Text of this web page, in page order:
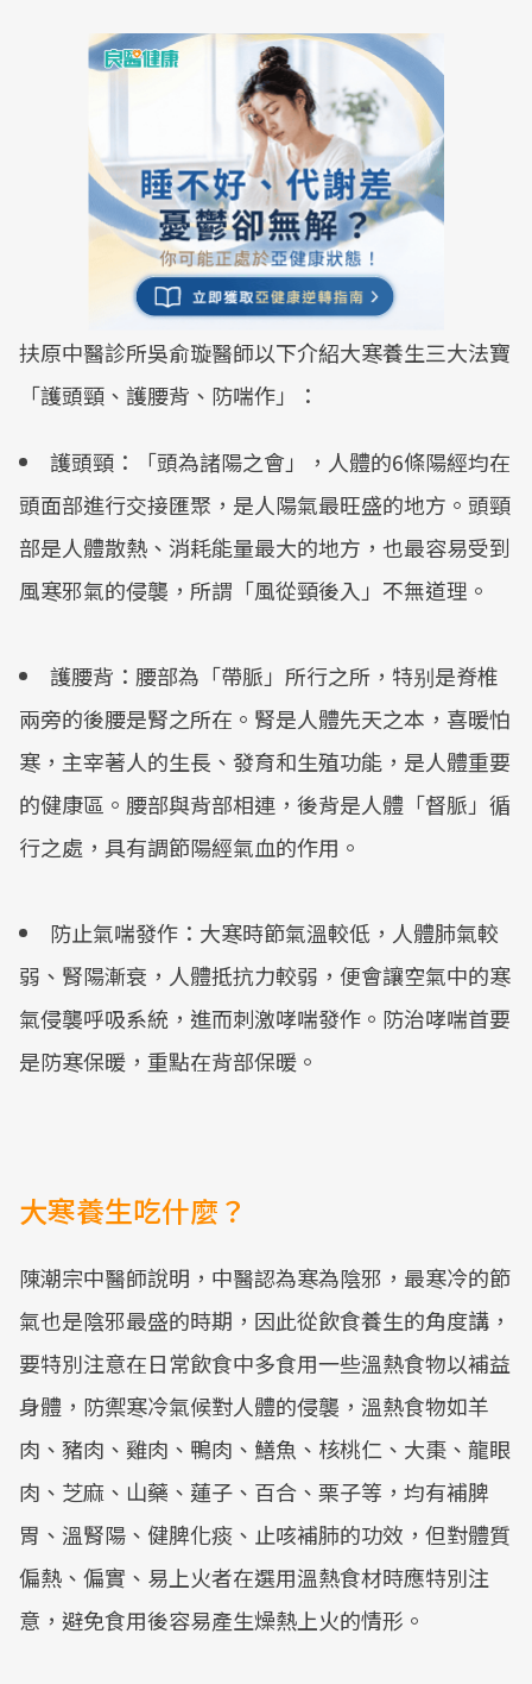
扶原中醫診所吳俞璇醫師以下介紹大寒養生三大法寶
「護頭頸、護腰背、防喘作」：
護頭頸：「頭為諸陽之會」，人體的6條陽經均在
頭面部進行交接匯聚，是人陽氣最旺盛的地方。頭頸
部是人體散熱、消耗能量最大的地方，也最容易受到
風寒邪氣的侵襲，所謂「風從頸後入」不無道理。
護腰背：腰部為「帶脈」所行之所，特别是脊椎
兩旁的後腰是腎之所在。腎是人體先天之本，喜暖怕
寒，主宰著人的生長、發育和生殖功能，是人體重要
的健康區。腰部與背部相連，後背是人體「督脈」循
行之處，具有調節陽經氣血的作用。
防止氣喘發作：大寒時節氣溫較低，人體肺氣較
弱、腎陽漸衰，人體抵抗力較弱，便會讓空氣中的寒
氣侵襲呼吸系統，進而刺激哮喘發作。防治哮喘首要
是防寒保暖，重點在背部保暖。
大寒養生吃什麼？
陳潮宗中醫師說明，中醫認為寒為陰邪，最寒冷的節
氣也是陰邪最盛的時期，因此從飲食養生的角度講，
要特別注意在日常飲食中多食用一些溫熱食物以補益
身體，防禦寒冷氣候對人體的侵襲，溫熱食物如羊
肉、豬肉、雞肉、鴨肉、鱔魚、核桃仁、大棗、龍眼
肉、芝麻、山藥、蓮子、百合、栗子等，均有補脾
胃、溫腎陽、健脾化痰、止咳補肺的功效，但對體質
偏熱、偏實、易上火者在選用溫熱食材時應特別注
意，避免食用後容易產生燥熱上火的情形。